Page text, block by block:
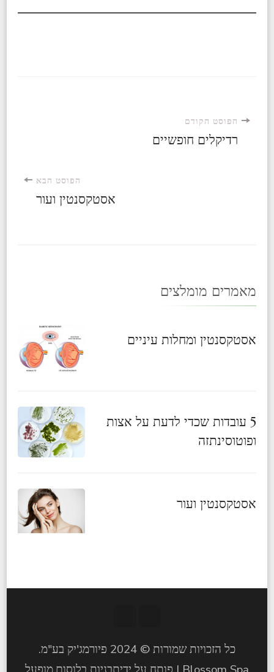
ניווט
הפוסט הקודם
רדיקלים חופשיים
הפוסט הבא
אסטקסנטין ועור
מאמרים מומלצים
אסטקסנטין ומחלות עיניים
5 עובדות שכדי לדעת על אצות
ופוטוסינתזה
אסטקסנטין ועור
כל הזכויות שמורות © 2024 פיורמג'יק בע"מ.